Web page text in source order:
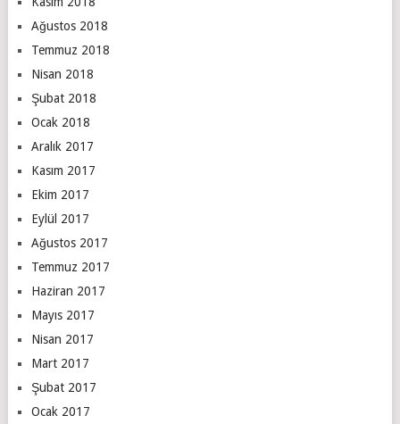
Ağustos 2018
Temmuz 2018
Nisan 2018
Şubat 2018
Ocak 2018
Aralık 2017
Kasım 2017
Ekim 2017
Eylül 2017
Ağustos 2017
Temmuz 2017
Haziran 2017
Mayıs 2017
Nisan 2017
Mart 2017
Şubat 2017
Ocak 2017